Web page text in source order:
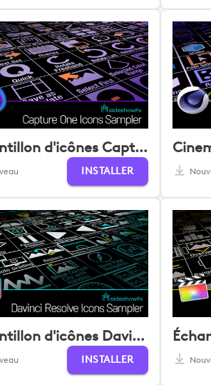
Échantillon d'icônes Capture One
INSTALLER
Échantillon d'icônes Davinci Resolve
INSTALLER